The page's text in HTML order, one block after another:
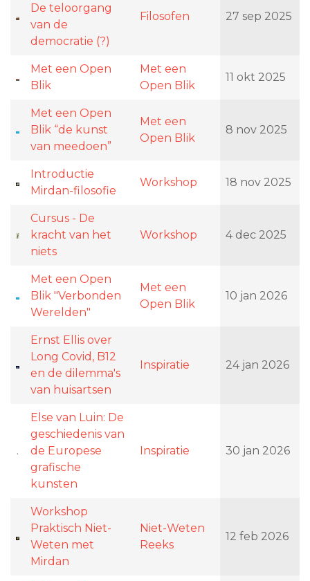
De teloorgang
van de
democratie (?)
Filosofen 27 sep 2025
Met een Open
Blik
Met een
Open Blik
11 okt 2025
Met een Open
Blik “de kunst
van meedoen”
Met een
Open Blik
8 nov 2025
Introductie
Mirdan-filosofie
Workshop 18 nov 2025
Cursus - De
kracht van het
niets
Workshop 4 dec 2025
Met een Open
Blik "Verbonden
Werelden"
Met een
Open Blik
10 jan 2026
Ernst Ellis over
Long Covid, B12
en de dilemma's
van huisartsen
Inspiratie 24 jan 2026
Else van Luin: De
geschiedenis van
de Europese
grafische
kunsten
Inspiratie 30 jan 2026
Workshop
Praktisch Niet-
Weten met
Mirdan
Niet-Weten
Reeks
12 feb 2026